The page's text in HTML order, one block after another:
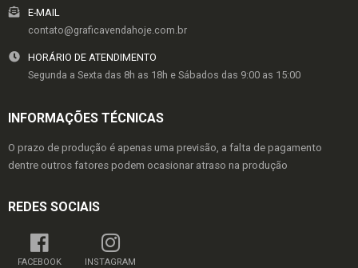
E-MAIL
contato@graficavendahoje.com.br
HORÁRIO DE ATENDIMENTO
Segunda a Sexta das 8h as 18h e Sábados das 9:00 as 15:00
INFORMAÇÕES TÉCNICAS
O prazo de produção é apenas uma previsão, a falta de pagamento
dentre outros fatores podem ocasionar atraso na produção
REDES SOCIAIS
FACEBOOK INSTAGRAM